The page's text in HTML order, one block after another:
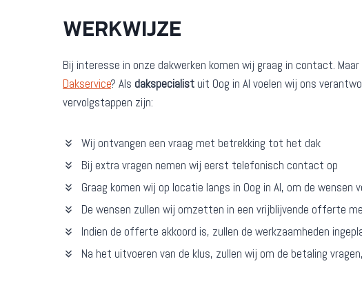
WERKWIJZE
Bij interesse in onze dakwerken komen wij graag in contact.
Dakservice? Als dakspecialist uit Oog in Al voelen wij ons
vervolgstappen zijn:
Wij ontvangen een vraag met betrekking tot het dak
Bij extra vragen nemen wij eerst telefonisch contact op
Graag komen wij op locatie langs in Oog in Al, om de wensen
De wensen zullen wij omzetten in een vrijblijvende offerte
Indien de offerte akkoord is, zullen de werkzaamheden
Na het uitvoeren van de klus, zullen wij om de betaling